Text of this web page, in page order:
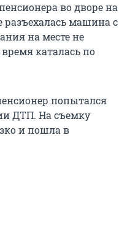
во дворе на
машина с
на месте не
каталась по
попытался
ДТП. На съемку
и пошла в